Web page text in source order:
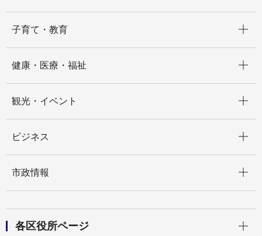
子育て・教育
健康・医療・福祉
観光・イベント
ビジネス
市政情報
各区役所ページ